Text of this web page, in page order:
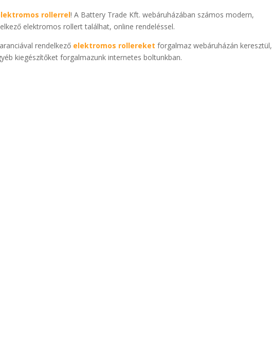
rollerrel! A Battery Trade Kft. webáruházában számos modern,
elektromos rollert találhat, online rendeléssel.
rendelkező elektromos rollereket forgalmaz webáruházán keresztül,
kiegészítőket forgalmazunk internetes boltunkban.